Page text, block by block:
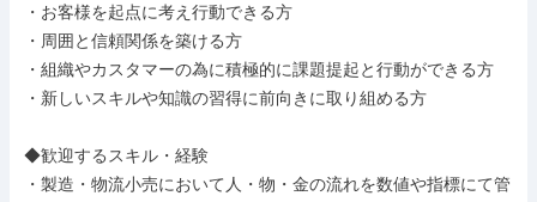
・お客様を起点に考え行動できる方
・周囲と信頼関係を築ける方
・組織やカスタマーの為に積極的に課題提起と行動ができる方
・新しいスキルや知識の習得に前向きに取り組める方
◆歓迎するスキル・経験
・製造・物流小売において人・物・金の流れを数値や指標にて管